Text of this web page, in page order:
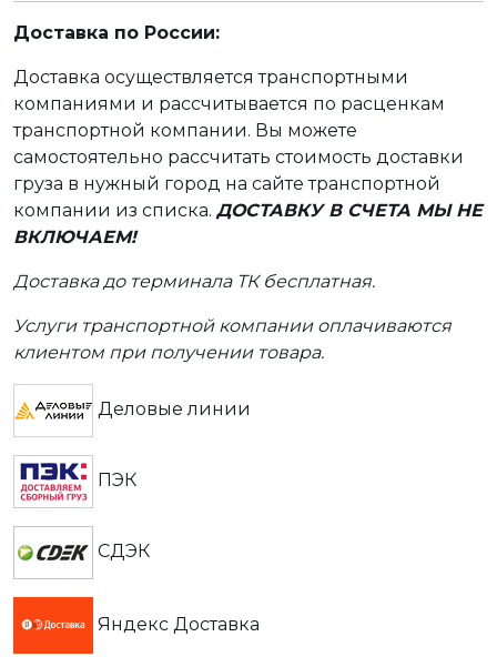
Доставка по России:
Доставка осуществляется транспортными
компаниями и рассчитывается по расценкам
транспортной компании. Вы можете
самостоятельно рассчитать стоимость доставки
груза в нужный город на сайте транспортной
компании из списка. ДОСТАВКУ В СЧЕТА МЫ НЕ
ВКЛЮЧАЕМ!
Доставка до терминала ТК бесплатная.
Услуги транспортной компании оплачиваются
клиентом при получении товара.
Деловые линии
ПЭК
СДЭК
Яндекс Доставка